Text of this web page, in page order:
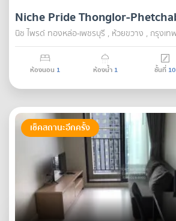
Niche Pride Thonglor-
นิช ไพรด์ ทองหล่อ-เพชรบุรี , ห้วยขวาง , กรุงเทพ
ห้องนอน 1 ห้องน้ำ 1 ชั้นที่ 10
เช็คสถานะอีกครั้ง